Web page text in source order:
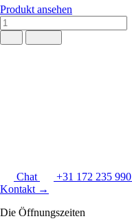
Produkt ansehen
Chat +31 172 235 990
Kontakt →
Die Öffnungszeiten